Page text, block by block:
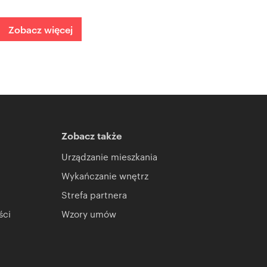
Zobacz więcej
Zobacz także
Urządzanie mieszkania
Wykańczanie wnętrz
Strefa partnera
Wzory umów